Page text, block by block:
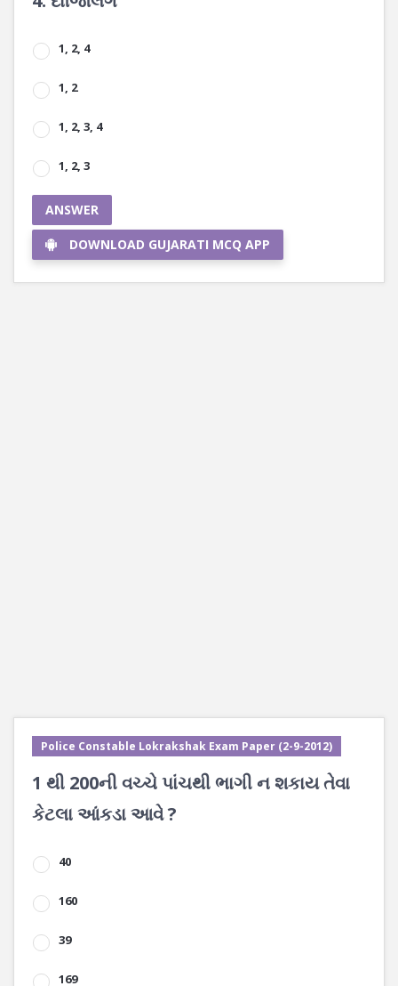
1, 2, 4
1, 2
1, 2, 3, 4
1, 2, 3
ANSWER
DOWNLOAD GUJARATI MCQ APP
Police Constable Lokrakshak Exam Paper (2-9-2012)
1 થી 200ની વચ્ચે પાંચથી ભાગી ન શકાય તેવા
કેટલા આંકડા આવે ?
40
160
39
169